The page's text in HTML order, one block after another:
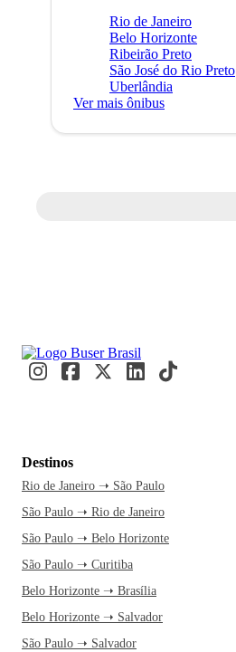
Rio de Janeiro
Belo Horizonte
Ribeirão Preto
São José do Rio Preto
Uberlândia
Ver mais ônibus
Destinos
Rio de Janeiro ➝ São Paulo
São Paulo ➝ Rio de Janeiro
São Paulo ➝ Belo Horizonte
São Paulo ➝ Curitiba
Belo Horizonte ➝ Brasília
Belo Horizonte ➝ Salvador
São Paulo ➝ Salvador